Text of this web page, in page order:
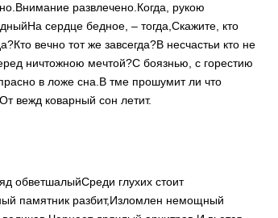
Внимание развлечено. Когда, рукою
На сердце бедное, – тогда, Скажите, кто
Кто вечно тот же завсегда?В несчастьи кто не
ничтожною мечтой?С боязнью, с горестию
в ложе сна. В тме прошумит ли что
вежд коварный сон летит.
обветшалыйСреди глухих стоит
памятник разбит,Изломлен немощный